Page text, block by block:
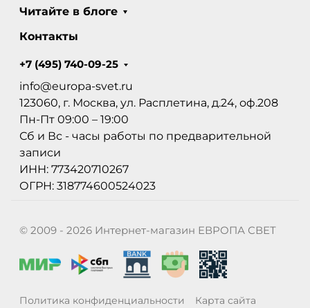
Читайте в блоге
Контакты
+7 (495) 740-09-25
info@europa-svet.ru
123060, г. Москва, ул. Расплетина, д.24, оф.208
Пн-Пт 09:00 – 19:00
Сб и Вс - часы работы по предварительной
записи
ИНН: 773420710267
ОГРН: 318774600524023
© 2009 - 2026 Интернет-магазин ЕВРОПА СВЕТ
Политика конфиденциальности Карта сайта